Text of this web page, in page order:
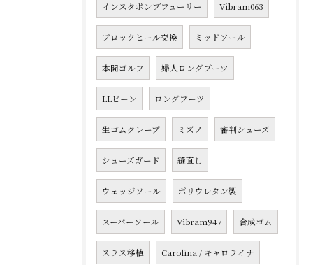
インスタポンプフューリー Vibram063
ブロックヒール交換 ミッドソール
本間ゴルフ 婦人ロングブーツ
LLビーン ロングブーツ
生ゴムクレープ ミズノ 審判シューズ
シューズガード 縫直し
ウェッジソール ポリウレタン製
スーパーソール Vibram947 合成ゴム
スラス移植 Carolina / キャロライナ